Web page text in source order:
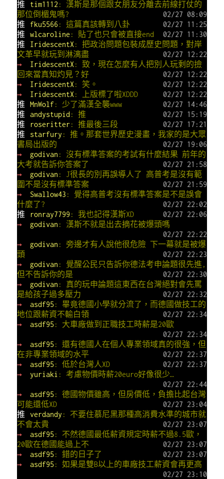
推 tim1112 : 漢斯是那個跟女朋友分離去前線打仗的
那位倒楣鬼嗎?
02/27 08:09
推
fku5566 : 這篇真該轉到八卦
02/27 11:25
推
wlcaroline : 貼了也只會被直接end
02/27 11:30
推
IridescentX : 把政治問題包裝成歷史問題，對岸
文革早就玩到淋漓盡
02/27 12:22
→
IridescentX : 致，現在怎麼有人把別人玩剩的撿
回來當真知灼見？好
02/27 12:22
→
IridescentX : 笑。
02/27 12:22
→
IridescentX : 上版標了啦XDDD
02/27 12:22
推
MnWolf: 少了滿漢全襲www
02/27 14:46
推
andystupid : 推
02/27 15:19
推
roseritter : 推最後三段
02/27 17:21
推
starfury : 推。那套世界歷史漫畫，我家的是大眾
書局出版的
02/27 19:06
→
godivan : 沒有標準答案的考試有什麼結果 前年的
大考就告訴你答案了
02/27 21:58
→
godivan : J很長的別再誤導人了 高普考是沒有範
圍不是沒有標準答案
02/27 21:59
→
Swallow43 : 覺得高普考沒有標準答案是不是誤會
什麼了?
02/27 22:02
推
ronray7799 : 我也記得漢斯XD
02/27 22:06
→
godivan : 漢斯不就是出去摘花被爆頭嗎
02/27 22:22
→
godivan : 旁邊才有人說他很危險 下一幕就是被爆
頭
02/27 22:23
→
godivan : 覺醒公民只告訴你德法考申論題很先進,
但不告訴你的是
02/27 22:30
→
godivan : 真的玩申論題這東西在台灣絕對會先罵
是給孩子過多壓力
02/27 22:32
→
asdf95 : 畢竟德國小學就分流了，而德國做技工的
地位跟薪資不輸白領
02/27 22:34
→
asdf95 : 大車廠做到正職技工時薪是20歐
02/27 22:34
→
asdf95 : 還有德國人在個人專業領域真的很強，但
在非專業領域的水平
02/27 22:37
→
asdf95 : 低於台灣人XD
02/27 22:37
→
yuriaki : 考慮物價時薪20euro好像很少…
02/27 22:44
→
asdf95 : 德國物價雖高，但房價低，負擔比起台灣
可能還低XD
02/27 23:04
推
verdandy : 不要住慕尼黑那種高消費水準的城市就
不會太貴
02/27 23:07
→
asdf95 : 不然德國最低薪資規定時薪不過8.5歐，
20歐在德國能過上不
02/27 23:07
→
asdf95 : 錯的日子了
02/27 23:07
→
asdf95 : 如果是雙B以上的車廠技工薪資會再更高
02/27 23:10